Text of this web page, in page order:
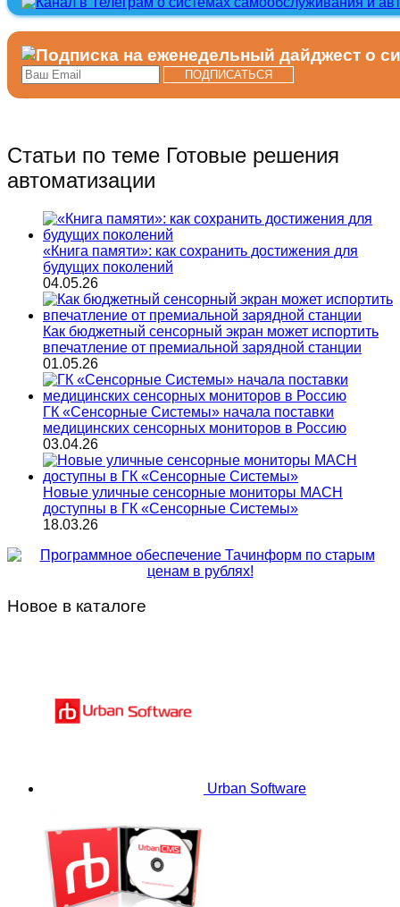
Статьи по теме Готовые решения
автоматизации
«Книга памяти»: как сохранить достижения для
будущих поколений
04.05.26
Как бюджетный сенсорный экран может испортить
впечатление от премиальной зарядной станции
01.05.26
ГК «Сенсорные Системы» начала поставки
медицинских сенсорных мониторов в Россию
03.04.26
Новые уличные сенсорные мониторы MACH
доступны в ГК «Сенсорные Системы»
18.03.26
Новое в каталоге
Urban Software